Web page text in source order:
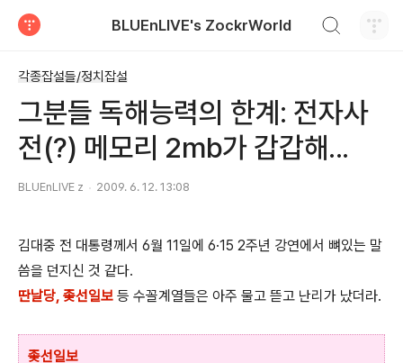
BLUEnLIVE's ZockrWorld
각종잡설들/정치잡설
그분들 독해능력의 한계: 전자사
전(?) 메모리 2mb가 갑갑해...
BLUEnLIVE z 2009. 6. 12. 13:08
김대중 전 대통령께서 6월 11일에 6·15 2주년 강연에서 뼈있는 말
씀을 던지신 것 같다.
딴날당, 좆선일보 등 수꼴계열들은 아주 물고 뜯고 난리가 났더라.
좆선일보